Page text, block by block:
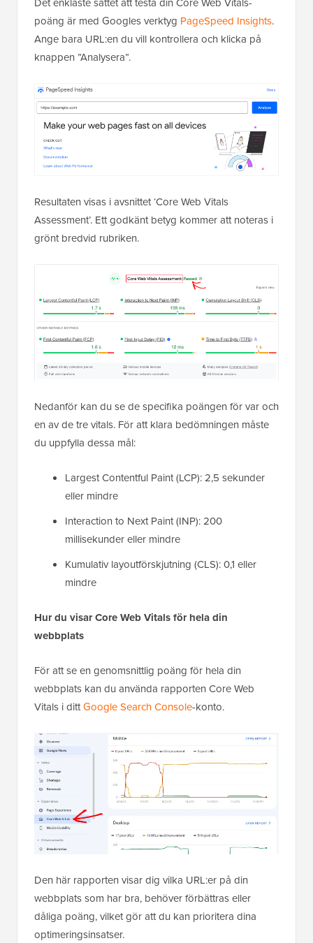
poäng är med Googles verktyg PageSpeed Insights.
Ange bara URL:en du vill kontrollera och klicka på
knappen ”Analysera”.
Resultaten visas i avsnittet ‘Core Web Vitals
Assessment’. Ett godkänt betyg kommer att noteras i
grönt bredvid rubriken.
Nedanför kan du se de specifika poängen för var och
en av de tre vitals. För att klara bedömningen måste
du uppfylla dessa mål:
Largest Contentful Paint (LCP): 2,5 sekunder
eller mindre
Interaction to Next Paint (INP): 200
millisekunder eller mindre
Kumulativ layoutförskjutning (CLS): 0,1 eller
mindre
Hur du visar Core Web Vitals för hela din
webbplats
För att se en genomsnittlig poäng för hela din
webbplats kan du använda rapporten Core Web
Vitals i dittGoogle Search Console-konto.
Den här rapporten visar dig vilka URL:er på din
webbplats som har bra, behöver förbättras eller
dåliga poäng, vilket gör att du kan prioritera dina
optimeringsinsatser.